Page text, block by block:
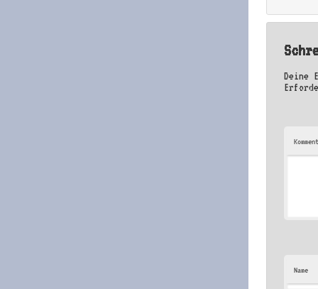
Deine
Name